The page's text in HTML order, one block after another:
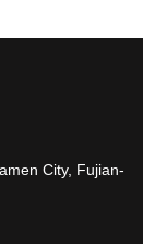
City, Fujian-